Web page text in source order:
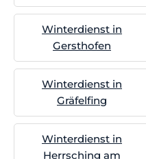
Winterdienst in
Gersthofen
Winterdienst in
Gräfelfing
Winterdienst in
Herrsching am